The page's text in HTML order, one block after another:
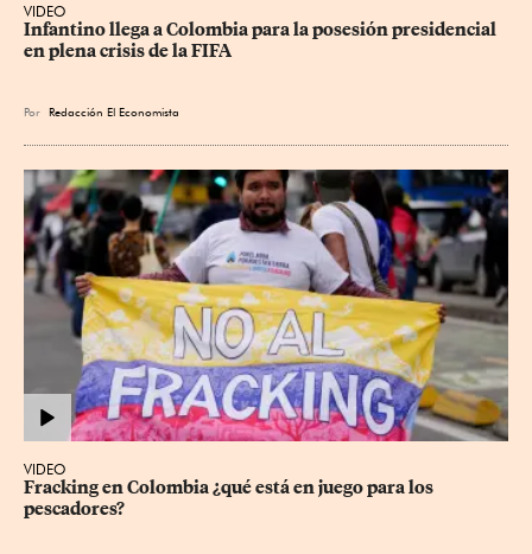
VIDEO
Infantino llega a Colombia para la posesión presidencial
en plena crisis de la FIFA
Por Redacción El Economista
VIDEO
Fracking en Colombia ¿qué está en juego para los
pescadores?